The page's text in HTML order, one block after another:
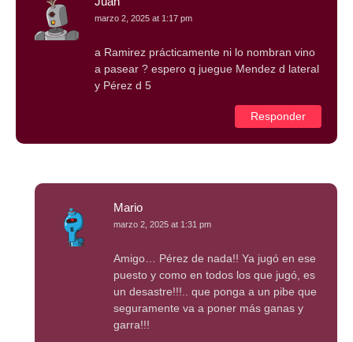
marzo 2, 2025 at 1:17 pm
a Ramirez prácticamente ni lo nombran vino
a pasear ? espero q juegue Mendez d lateral
y Pérez d 5
Responder
Mario
marzo 2, 2025 at 1:31 pm
Amigo… Pérez de nada!! Ya jugó en ese
puesto y como en todos los que jugó, es
un desastre!!!.. que ponga a un pibe que
seguramente va a poner más ganas y
garra!!!